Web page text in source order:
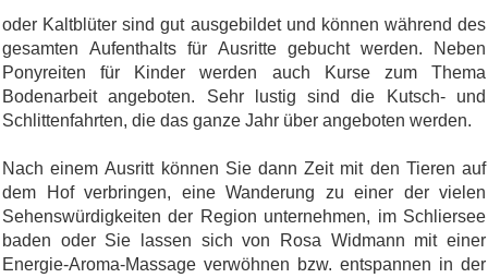
oder Kaltblüter sind gut ausgebildet und können während des
gesamten Aufenthalts für Ausritte gebucht werden. Neben
Ponyreiten für Kinder werden auch Kurse zum Thema
Bodenarbeit angeboten. Sehr lustig sind die Kutsch- und
Schlittenfahrten, die das ganze Jahr über angeboten werden.
Nach einem Ausritt können Sie dann Zeit mit den Tieren auf
dem Hof verbringen, eine Wanderung zu einer der vielen
Sehenswürdigkeiten der Region unternehmen, im Schliersee
baden oder Sie lassen sich von Rosa Widmann mit einer
Energie-Aroma-Massage verwöhnen bzw. entspannen in der